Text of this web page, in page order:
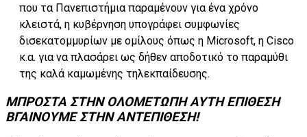
που τα Πανεπιστήμια παραμένουν για ένα χρόνο
κλειστά, η κυβέρνηση υπογράφει συμφωνίες
δισεκατομμυρίων με ομίλους όπως η Microsoft, η Cisco
κ.α. για να πλασάρει ως δήθεν αποδοτικό το παραμύθι
της καλά καμωμένης τηλεκπαίδευσης.
ΜΠΡΟΣΤΑ ΣΤΗΝ ΟΛΟΜΕΤΩΠΗ ΑΥΤΗ ΕΠΙΘΕΣΗ
ΒΓΑΙΝΟΥΜΕ ΣΤΗΝ ΑΝΤΕΠΙΘΕΣΗ!